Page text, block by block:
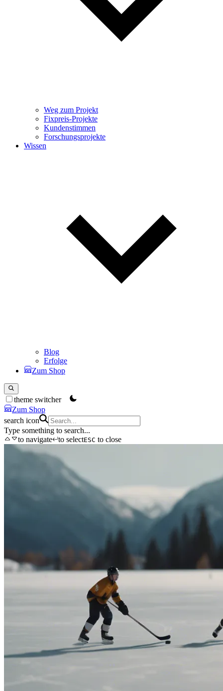
Weg zum Projekt
Fixpreis-Projekte
Kundenstimmen
Forschungsprojekte
Wissen
Blog
Erfolge
Zum Shop
theme switcher
Zum Shop
search icon
Type something to search...
to navigate
to selectESC to close